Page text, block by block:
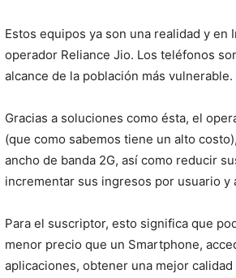
Estos equipos ya son una realidad y
operador Reliance Jio. Los teléfonos
alcance de la población más vulnerable.
Gracias a soluciones como ésta, el
(que como sabemos tiene un alto
ancho de banda 2G, así como reducir
incrementar sus ingresos por usuario y
Para el suscriptor, esto significa que
menor precio que un Smartphone,
aplicaciones, obtener una mejor